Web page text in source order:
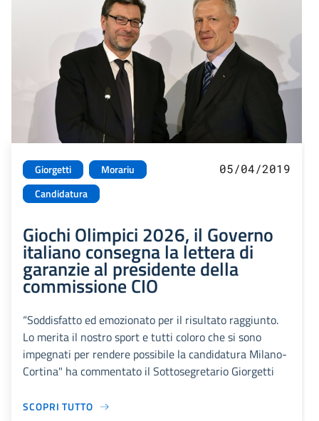
Giorgetti
Morariu
Candidatura
05/04/2019
Giochi Olimpici 2026, il Governo
italiano consegna la lettera di
garanzie al presidente della
commissione CIO
“Soddisfatto ed emozionato per il risultato raggiunto.
Lo merita il nostro sport e tutti coloro che si sono
impegnati per rendere possibile la candidatura Milano-
Cortina" ha commentato il Sottosegretario Giorgetti
SCOPRI TUTTO